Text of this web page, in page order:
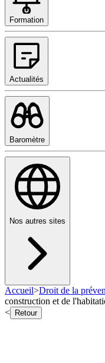
Formation
Actualités
Baromètre
Nos autres sites
Accueil>Droit de la
construction et de
<
Retour